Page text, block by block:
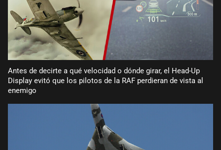
Antes de decirte a qué velocidad o dónde girar, el Head-Up
Display evitó que los pilotos de la RAF perdieran de vista al
enemigo